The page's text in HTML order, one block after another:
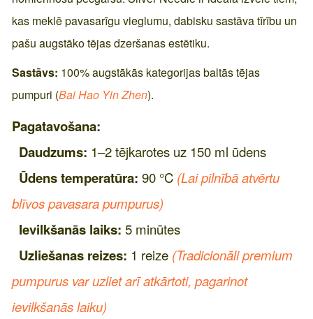
kas meklē pavasarīgu vieglumu, dabisku sastāva tīrību un
pašu augstāko tējas dzeršanas estētiku.
Sastāvs: 100% augstākās kategorijas baltās tējas
pumpuri (Bai Hao Yin Zhen).
Pagatavošana:
Daudzums: 1–2 tējkarotes uz 150 ml ūdens
Ūdens temperatūra: 90 °C (Lai pilnībā atvērtu
blīvos pavasara pumpurus)
Ievilkšanās laiks: 5 minūtes
Uzliešanas reizes: 1 reize (Tradicionāli premium
pumpurus var uzliet arī atkārtoti, pagarinot
ievilkšanās laiku)